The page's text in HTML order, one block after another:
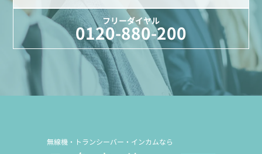
フリーダイヤル
0120-880-200
無線機・トランシーバー・インカムなら